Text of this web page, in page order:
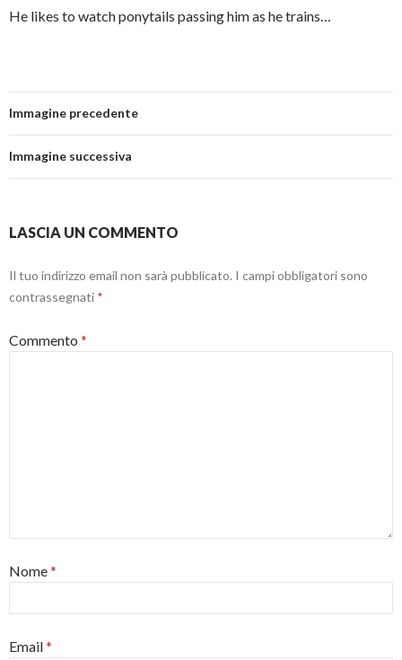
He likes to watch ponytails passing him as he trains…
Immagine precedente
Immagine successiva
LASCIA UN COMMENTO
Il tuo indirizzo email non sarà pubblicato. I campi obbligatori sono
contrassegnati *
Commento *
Nome*
Email*